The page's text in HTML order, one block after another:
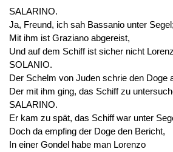
SALARINO.
Ja, Freund, ich sah Bassanio unter Segel;
Mit ihm ist Graziano abgereist,
Und auf dem Schiff ist sicher nicht
SOLANIO.
Der Schelm von Juden schrie den Doge
Der mit ihm ging, das Schiff zu
SALARINO.
Er kam zu spät, das Schiff war unter
Doch da empfing der Doge den Bericht,
In einer Gondel habe man Lorenzo